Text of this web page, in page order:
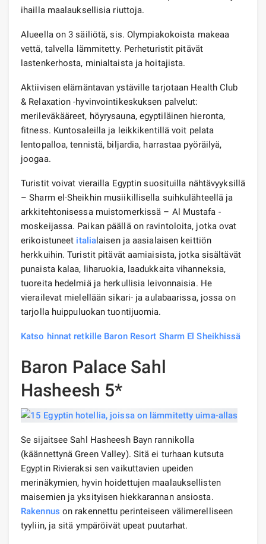
ihailla maalauksellisia riuttoja.
Alueella on 3 säiliötä, sis. Olympiakokoista makeaa
vettä, talvella lämmitetty. Perheturistit pitävät
lastenkerhosta, minialtaista ja hoitajista.
Aktiivisen elämäntavan ystäville tarjotaan Health Club
& Relaxation -hyvinvointikeskuksen palvelut:
merileväkääreet, höyrysauna, egyptiläinen hieronta,
fitness. Kuntosaleilla ja leikkikentillä voit pelata
lentopalloa, tennistä, biljardia, harrastaa pyöräilyä,
joogaa.
Turistit voivat vierailla Egyptin suosituilla nähtävyyksillä
– Sharm el-Sheikhin musiikillisella suihkulähteellä ja
arkkitehtonisessa muistomerkissä – Al Mustafa -
moskeijassa. Paikan päällä on ravintoloita, jotka ovat
erikoistuneet italialaisen ja aasialaisen keittiön
herkkuihin. Turistit pitävät aamiaisista, jotka sisältävät
punaista kalaa, liharuokia, laadukkaita vihanneksia,
tuoreita hedelmiä ja herkullisia leivonnaisia. He
vierailevat mielellään sikari- ja aulabaarissa, jossa on
tarjolla huippuluokan tuontijuomia.
Katso hinnat retkille Baron Resort Sharm El Sheikhissä
Baron Palace Sahl
Hasheesh 5*
Se sijaitsee Sahl Hasheesh Bayn rannikolla
(käännettynä Green Valley). Sitä ei turhaan kutsuta
Egyptin Rivieraksi sen vaikuttavien upeiden
merinäkymien, hyvin hoidettujen maalauksellisten
maisemien ja yksityisen hiekkarannan ansiosta.
Rakennus on rakennettu perinteiseen välimerelliseen
tyyliin, ja sitä ympäröivät upeat puutarhat.